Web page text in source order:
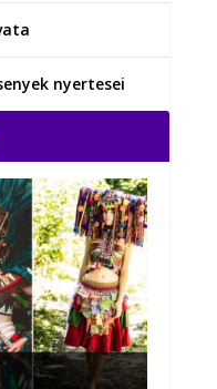
nyertesei